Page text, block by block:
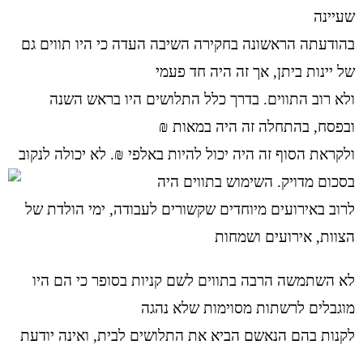
שעיינה
בהודעתה הראשונה בחקירה השיבה העדה כי היו תווים גם
של יינות ביתן, אך זה היה חד פעמי
ולא רוב התווים. בדרך כלל התלושים היו בראש השנה
ובפסח, בהתחלה זה היה במאות ₪
ולקראת הסוף זה היה יכול להיות באלפי ₪. לא יכולה לנקוב
בסכום מדויק. השימוש בתווים היה
לרוב באירועים מיוחדים שקשורים לעבודה, ימי הולדת של
הצוות, אירועים ושמחות
לא השתמשה הרבה בתווים לשם קניות בסופר כי הם היו
מוגבלים לרשתות מסוימות שלא נהגה
לקנות בהם הנאשם הביא את התלושים לבית, ואינה יודעת